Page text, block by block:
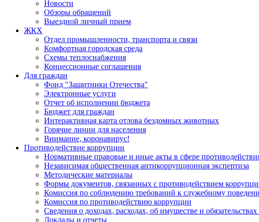
Новости
Обзоры обращений
Выездной личный прием
ЖКХ
Отдел промышленности, транспорта и связи
Комфортная городская среда
Схемы теплоснабжения
Концессионные соглашения
Для граждан
Фонд "Защитники Отечества"
Электронные услуги
Отчет об исполнении бюджета
Бюджет для граждан
Интерактивная карта отлова бездомных животных
Горячие линии для населения
Внимание, коронавирус!
Противодействие коррупции
Нормативные правовые и иные акты в сфере
Независимая общественная антикоррупционная экспертиза
Методические материалы
Формы документов, связанных с противодействием
Комиссия по соблюдению требований к служебному
Комиссия по противодействию коррупции
Сведения о доходах, расходах, об имуществе и
Доклады и отчеты